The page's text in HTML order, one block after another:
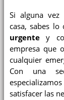
Si alguna vez
casa, sabes
urgentey
empresa que
cualquier
Con una
satisfacer las